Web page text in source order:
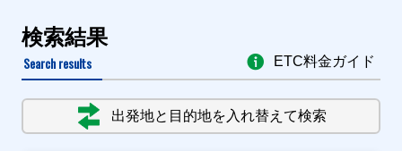
検索結果
Search results
出発地と目的地を入れ替えて検索
ETC料金ガイド